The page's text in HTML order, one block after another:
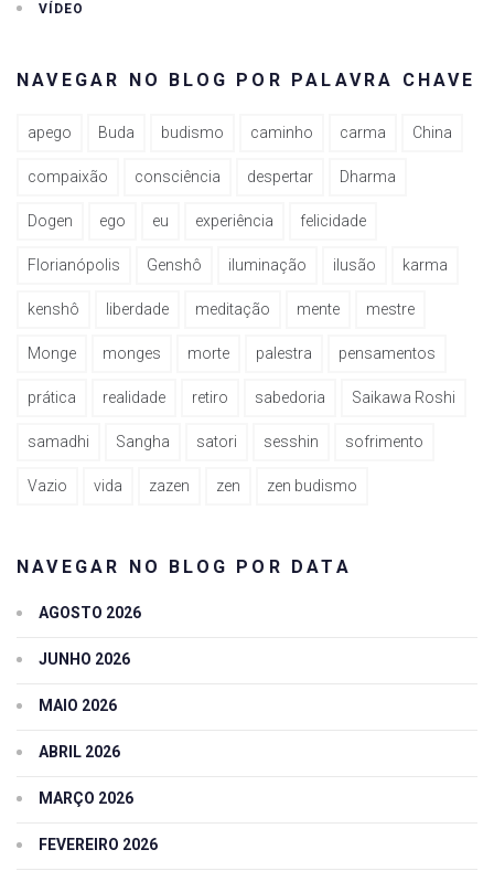
VÍDEO
NAVEGAR NO BLOG POR PALAVRA CHAVE
apego Buda budismo caminho carma China
compaixão consciência despertar Dharma
Dogen ego eu experiência felicidade
Florianópolis Genshô iluminação ilusão karma
kenshô liberdade meditação mente mestre
Monge monges morte palestra pensamentos
prática realidade retiro sabedoria Saikawa Roshi
samadhi Sangha satori sesshin sofrimento
Vazio vida zazen zen zen budismo
NAVEGAR NO BLOG POR DATA
AGOSTO 2026
JUNHO 2026
MAIO 2026
ABRIL 2026
MARÇO 2026
FEVEREIRO 2026